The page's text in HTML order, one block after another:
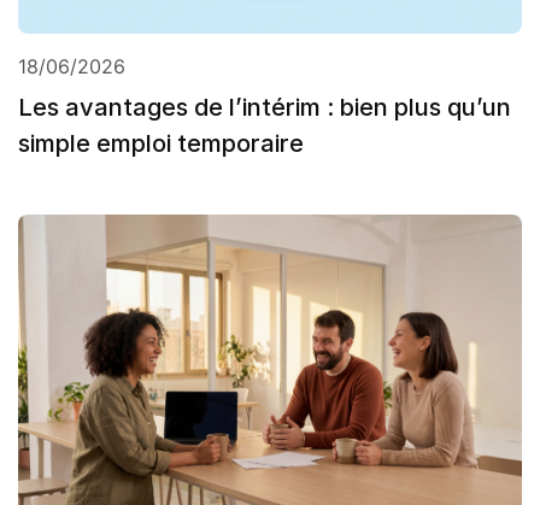
18/06/2026
Les avantages de l’intérim : bien plus qu’un
simple emploi temporaire